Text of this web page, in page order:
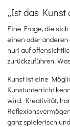
„Ist das Kunst
Eine Frage, die
einen oder
nur) auf
zurückzuführen.
Kunst ist eine
Kunstunterricht
wird. Kreativität,
ganz spielerisch